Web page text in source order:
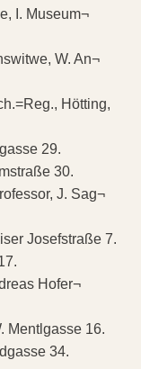
I. Museum¬
W. An¬
Hötting,
29.
30.
J. Sag¬
Josefstraße 7.
Hofer¬
Mentlgasse 16.
34.